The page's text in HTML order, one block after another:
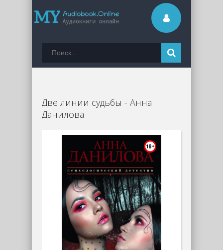
Две линии судьбы - Анна
Данилова